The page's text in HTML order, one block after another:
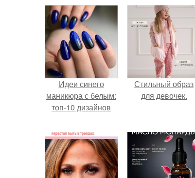
Идеи синего
маникюра с белым:
топ-10 дизайнов
Стильный образ
для девочек.